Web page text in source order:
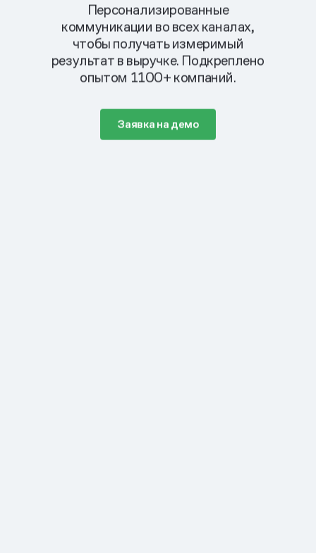
Персонализированные
коммуникации во всех каналах,
чтобы получать измеримый
результат в выручке. Подкреплено
опытом 1100+ компаний.
Заявка на демо